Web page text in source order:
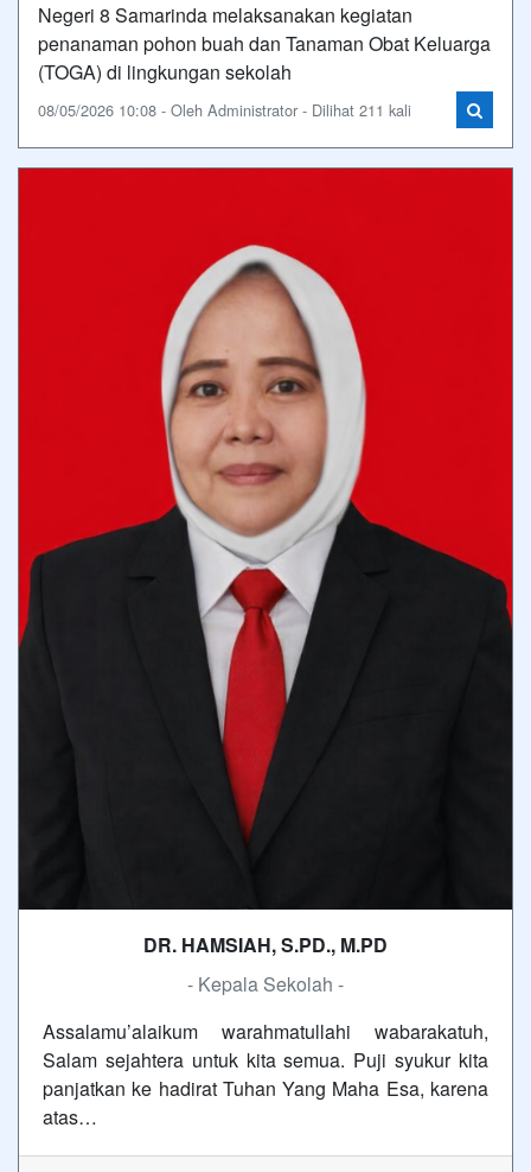
Negeri 8 Samarinda melaksanakan kegiatan
penanaman pohon buah dan Tanaman Obat Keluarga
(TOGA) di lingkungan sekolah
08/05/2026 10:08 - Oleh Administrator - Dilihat 211 kali
DR. HAMSIAH, S.PD., M.PD
- Kepala Sekolah -
Assalamu’alaikum warahmatullahi wabarakatuh,
Salam sejahtera untuk kita semua. Puji syukur kita
panjatkan ke hadirat Tuhan Yang Maha Esa, karena
atas…